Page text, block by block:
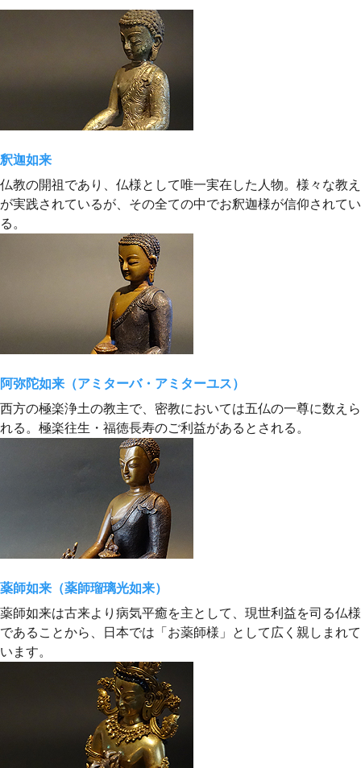
釈迦如来
仏教の開祖であり、仏様として唯一実在した人物。様々な教え
が実践されているが、その全ての中でお釈迦様が信仰されてい
る。
阿弥陀如来（アミターバ・アミターユス）
西方の極楽浄土の教主で、密教においては五仏の一尊に数えら
れる。極楽往生・福徳長寿のご利益があるとされる。
薬師如来（薬師瑠璃光如来）
薬師如来は古来より病気平癒を主として、現世利益を司る仏様
であることから、日本では「お薬師様」として広く親しまれて
います。